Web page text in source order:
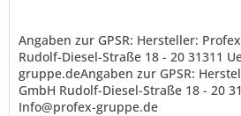
Angaben zur GPSR: Hersteller:
Rudolf-Diesel-Straße 18 - 20 31311
gruppe.deAngaben zur GPSR:
GmbH Rudolf-Diesel-Straße 18 - 20
Info@profex-gruppe.de